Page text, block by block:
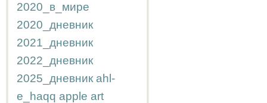
2020_в_мире
2020_дневник
2021_дневник
2022_дневник
2025_дневник ahl-
e_haqq apple art